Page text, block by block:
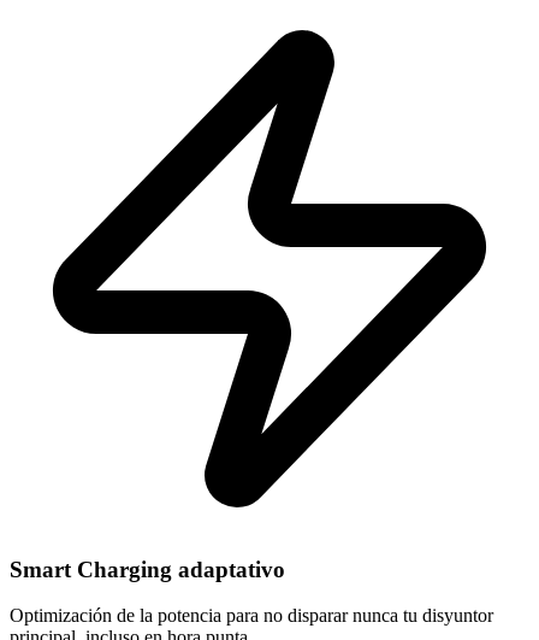
Smart Charging adaptativo
Optimización de la potencia para no disparar nunca tu disyuntor